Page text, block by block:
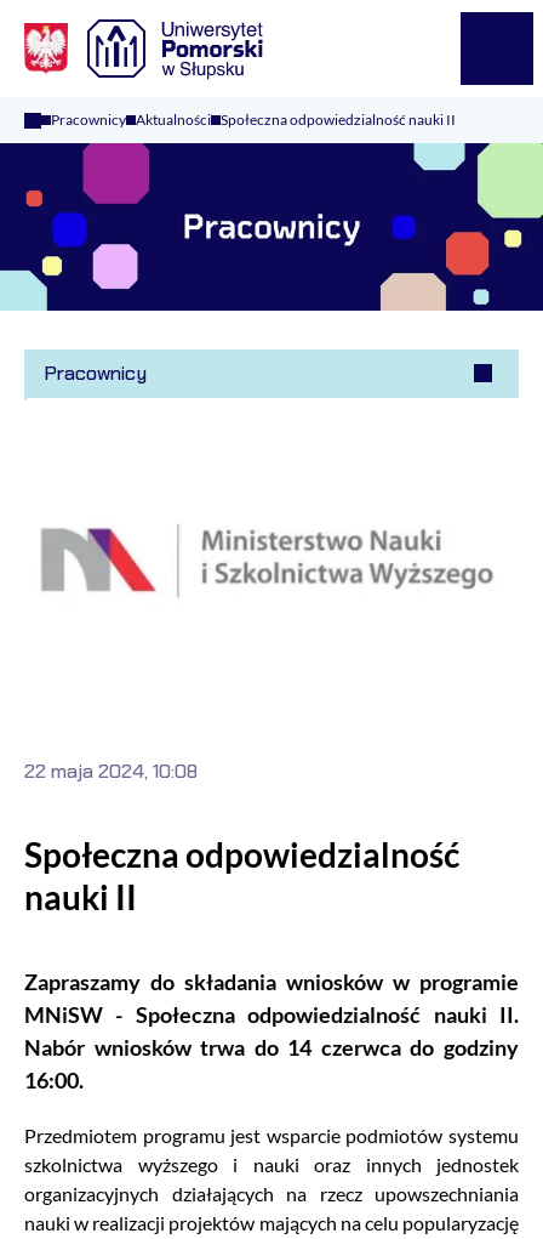
Pracownicy Aktualności Społeczna odpowiedzialność nauki II
Pracownicy
Społeczna odpowiedzialność
nauki II
Zapraszamy do składania wniosków w programie
MNiSW - Społeczna odpowiedzialność nauki II.
Nabór wniosków trwa do 14 czerwca do godziny
16:00.
22 maja 2024, 10:08
Przedmiotem programu jest wsparcie podmiotów systemu
szkolnictwa wyższego i nauki oraz innych jednostek
organizacyjnych działających na rzecz upowszechniania
nauki w realizacji projektów mających na celu popularyzację